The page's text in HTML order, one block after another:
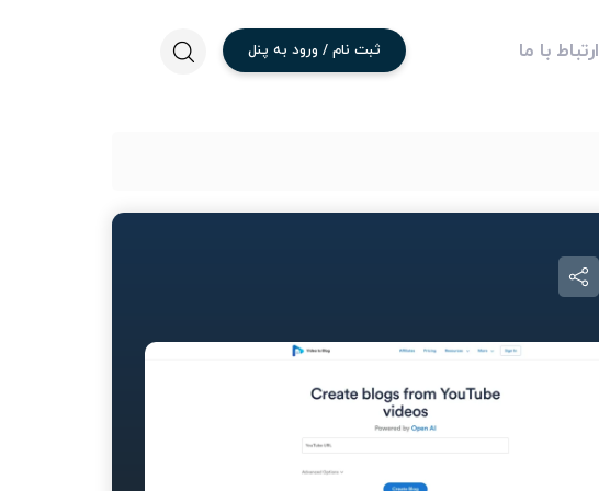
ارتباط با ما ثبت نام / ورود به پنل